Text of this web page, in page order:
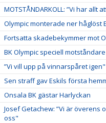
MOTSTÅNDARKOLL: ”Vi har allt
Olympic monterade ner håglöst
Fortsatta skadebekymmer mot
BK Olympic speciell
”Vi vill upp på vinnarspåret igen"
Sen straff gav Eskils första
Onsala BK gästar Harlyckan
Josef Getachew: ”Vi är överens
oss"